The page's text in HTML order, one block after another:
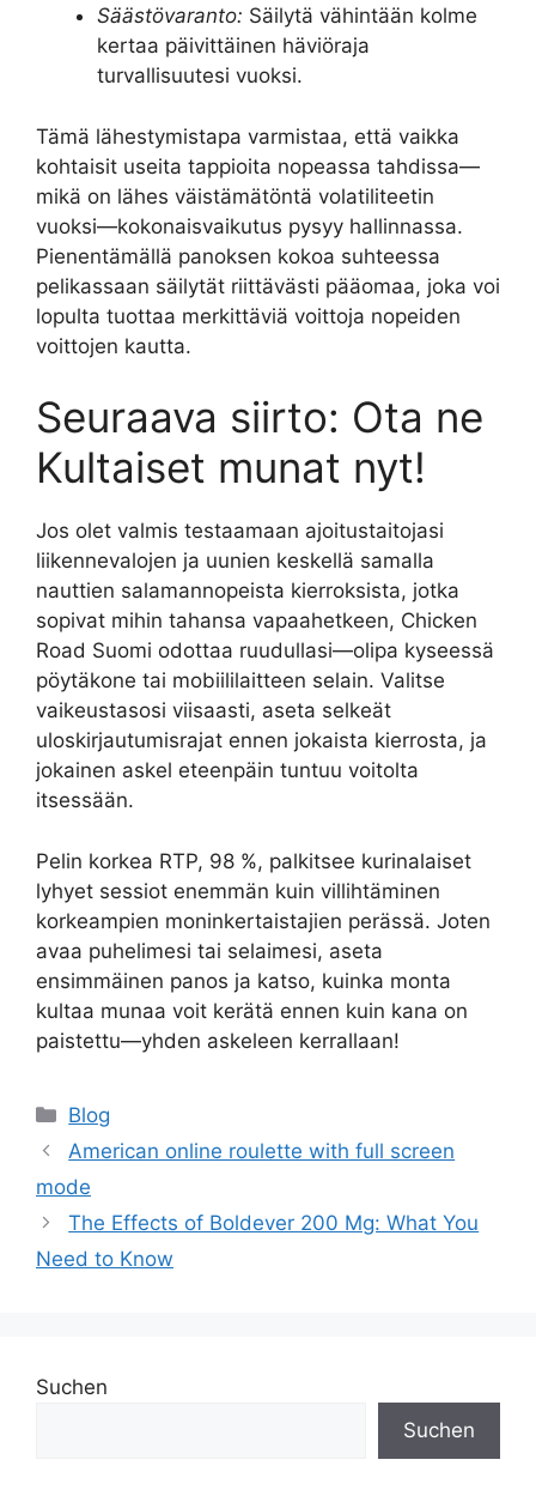
Säästövaranto: Säilytä vähintään kolme
kertaa päivittäinen häviöraja
turvallisuutesi vuoksi.
Tämä lähestymistapa varmistaa, että vaikka
kohtaisit useita tappioita nopeassa tahdissa—
mikä on lähes väistämätöntä volatiliteetin
vuoksi—kokonaisvaikutus pysyy hallinnassa.
Pienentämällä panoksen kokoa suhteessa
pelikassaan säilytät riittävästi pääomaa, joka voi
lopulta tuottaa merkittäviä voittoja nopeiden
voittojen kautta.
Seuraava siirto: Ota ne
Kultaiset munat nyt!
Jos olet valmis testaamaan ajoitustaitojasi
liikennevalojen ja uunien keskellä samalla
nauttien salamannopeista kierroksista, jotka
sopivat mihin tahansa vapaahetkeen, Chicken
Road Suomi odottaa ruudullasi—olipa kyseessä
pöytäkone tai mobiililaitteen selain. Valitse
vaikeustasosi viisaasti, aseta selkeät
uloskirjautumisrajat ennen jokaista kierrosta, ja
jokainen askel eteenpäin tuntuu voitolta
itsessään.
Pelin korkea RTP, 98 %, palkitsee kurinalaiset
lyhyet sessiot enemmän kuin villihtäminen
korkeampien moninkertaistajien perässä. Joten
avaa puhelimesi tai selaimesi, aseta
ensimmäinen panos ja katso, kuinka monta
kultaa munaa voit kerätä ennen kuin kana on
paistettu—yhden askeleen kerrallaan!
Blog
American online roulette with full screen
mode
The Effects of Boldever 200 Mg: What You
Need to Know
Suchen
Suchen